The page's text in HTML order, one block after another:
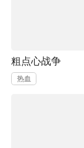
粗点心战争
热血